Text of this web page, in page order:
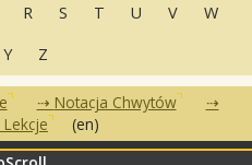
R S T U V
W
Y Z
Notacja Chwytów
Lekcje (en)